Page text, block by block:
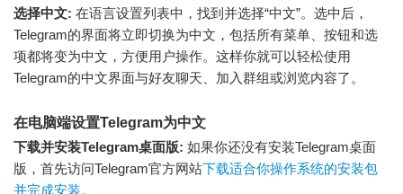
选择中文: 在语言设置列表中，找到并选择“中文”。选中后，
Telegram的界面将立即切换为中文，包括所有菜单、按钮和选
项都将变为中文，方便用户操作。这样你就可以轻松使用
Telegram的中文界面与好友聊天、加入群组或浏览内容了。
在电脑端设置Telegram为中文
下载并安装Telegram桌面版: 如果你还没有安装Telegram桌面
版，首先访问Telegram官方网站下载适合你操作系统的安装包
并完成安装。